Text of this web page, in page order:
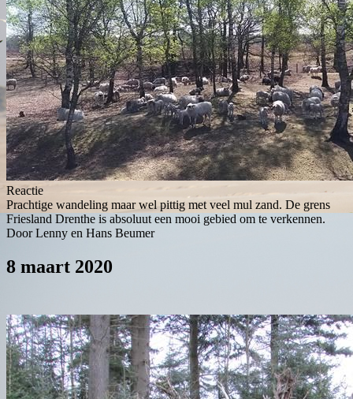
Reactie
Prachtige wandeling maar wel pittig met veel mul zand. De grens
Friesland Drenthe is absoluut een mooi gebied om te verkennen.
Door Lenny en Hans Beumer
8 maart 2020